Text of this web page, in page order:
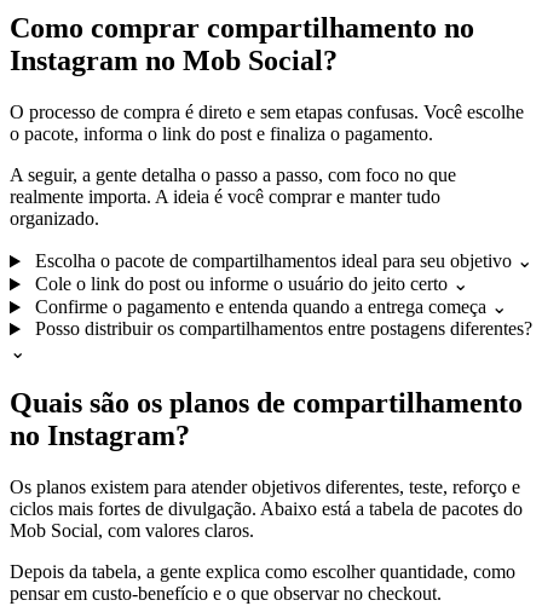
Como comprar compartilhamento no
Instagram no Mob Social?
O processo de compra é direto e sem etapas confusas. Você escolhe
o pacote, informa o link do post e finaliza o pagamento.
A seguir, a gente detalha o passo a passo, com foco no que
realmente importa. A ideia é você comprar e manter tudo
organizado.
Escolha o pacote de compartilhamentos ideal para seu objetivo ⌄
Cole o link do post ou informe o usuário do jeito certo ⌄
Confirme o pagamento e entenda quando a entrega começa ⌄
Posso distribuir os compartilhamentos entre postagens diferentes?
⌄
Quais são os planos de compartilhamento
no Instagram?
Os planos existem para atender objetivos diferentes, teste, reforço e
ciclos mais fortes de divulgação. Abaixo está a tabela de pacotes do
Mob Social, com valores claros.
Depois da tabela, a gente explica como escolher quantidade, como
pensar em custo-benefício e o que observar no checkout.